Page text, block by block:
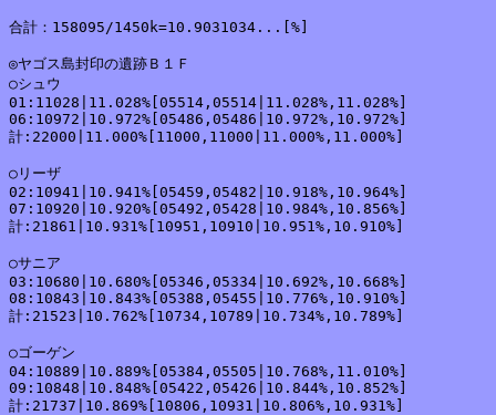
合計：158095/1450k=10.9031034...[%]
◎ヤゴス島封印の遺跡Ｂ１Ｆ
○シュウ
01:11028|11.028%[05514,05514|11.028%,11.028%]
06:10972|10.972%[05486,05486|10.972%,10.972%]
計:22000|11.000%[11000,11000|11.000%,11.000%]
○リーザ
02:10941|10.941%[05459,05482|10.918%,10.964%]
07:10920|10.920%[05492,05428|10.984%,10.856%]
計:21861|10.931%[10951,10910|10.951%,10.910%]
○サニア
03:10680|10.680%[05346,05334|10.692%,10.668%]
08:10843|10.843%[05388,05455|10.776%,10.910%]
計:21523|10.762%[10734,10789|10.734%,10.789%]
○ゴーゲン
04:10889|10.889%[05384,05505|10.768%,11.010%]
09:10848|10.848%[05422,05426|10.844%,10.852%]
計:21737|10.869%[10806,10931|10.806%,10.931%]